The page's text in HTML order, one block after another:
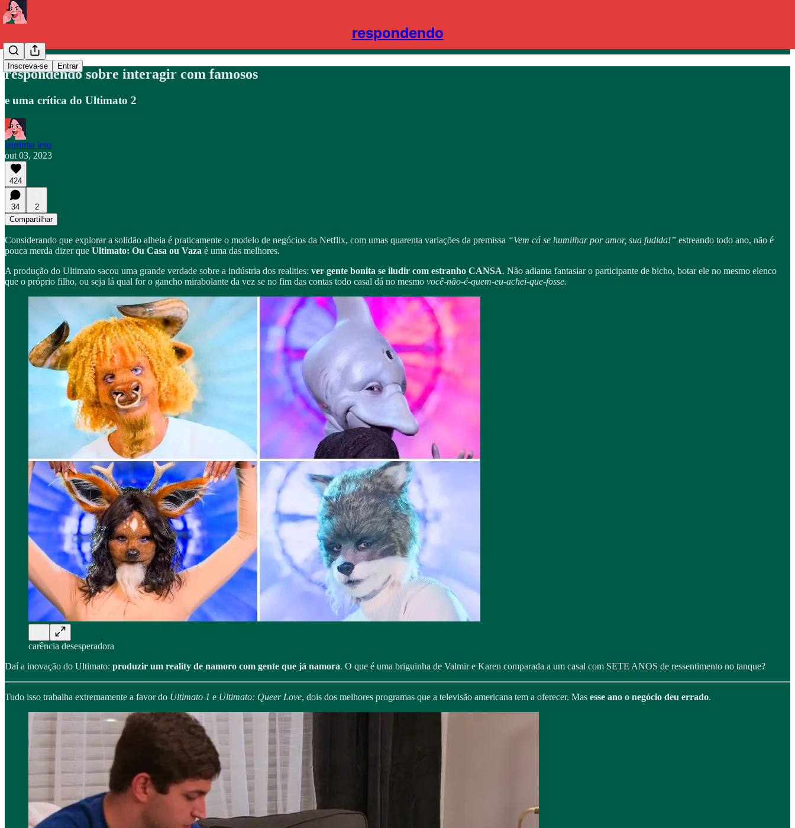
respondendo
Inscreva-se Entrar
respondendo sobre interagir com famosos
e uma crítica do Ultimato 2
laurinha lero
out 03, 2023
424
34
2
Compartilhar
Considerando que explorar a solidão alheia é praticamente o modelo de negócios da Netflix, com umas quarenta variações da premissa “Vem cá se humilhar por amor, sua fudida!” estreando todo ano, não é
pouca merda dizer que Ultimato: Ou Casa ou Vaza é uma das melhores.
A produção do Ultimato sacou uma grande verdade sobre a indústria dos realities: ver gente bonita se iludir com estranho CANSA. Não adianta fantasiar o participante de bicho, botar ele no mesmo elenco
que o próprio filho, ou seja lá qual for o gancho mirabolante da vez se no fim das contas todo casal dá no mesmo você-não-é-quem-eu-achei-que-fosse.
carência desesperadora
Daí a inovação do Ultimato: produzir um reality de namoro com gente que já namora. O que é uma briguinha de Valmir e Karen comparada a um casal com SETE ANOS de ressentimento no tanque?
Tudo isso trabalha extremamente a favor do Ultimato 1 e Ultimato: Queer Love, dois dos melhores programas que a televisão americana tem a oferecer. Mas esse ano o negócio deu errado.